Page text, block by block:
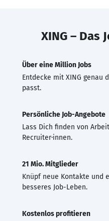
XING – Das
Über eine Million Jobs
Entdecke mit XING genau
passt.
Persönliche Job-Angebote
Lass Dich finden von
Recruiter·innen.
21 Mio. Mitglieder
Knüpf neue Kontakte und
besseres Job-Leben.
Kostenlos profitieren